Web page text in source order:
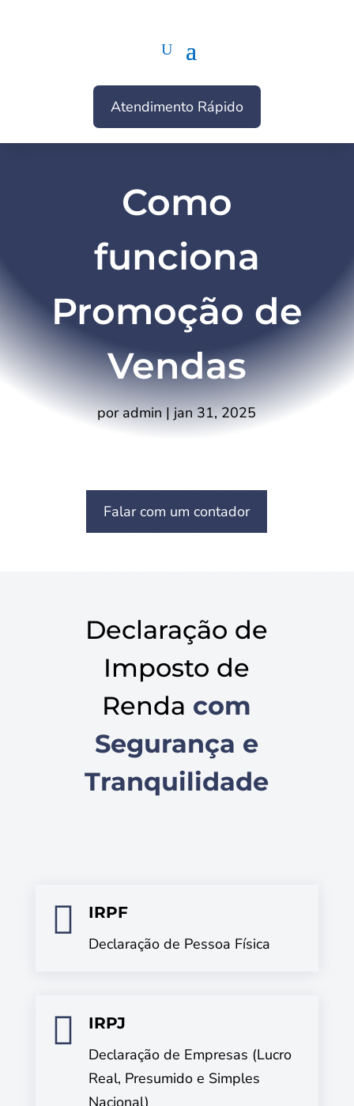
Atendimento Rápido
Como
funciona
Promoção de
Vendas
poradmin|jan 31, 2025
Falar com um contador
Declaração de
Imposto de
Renda com
Segurança e
Tranquilidade

IRPF
Declaração de Pessoa Física

IRPJ
Declaração de Empresas (Lucro
Real, Presumido e Simples
Nacional)